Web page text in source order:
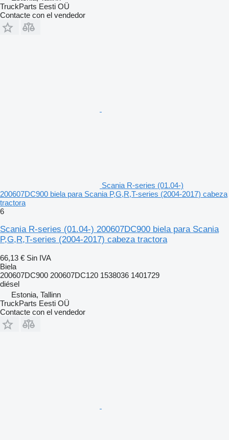
TruckParts Eesti OÜ
Contacte con el vendedor
Scania R-series (01.04-)
200607DC900 biela para Scania P,G,R,T-series (2004-2017) cabeza
tractora
6
Scania R-series (01.04-) 200607DC900 biela para Scania
P,G,R,T-series (2004-2017) cabeza tractora
66,13 € Sin IVA
Biela
200607DC900 200607DC120 1538036 1401729
diésel
Estonia, Tallinn
TruckParts Eesti OÜ
Contacte con el vendedor